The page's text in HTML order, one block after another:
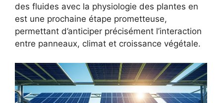
des fluides avec la physiologie des plantes en
est une prochaine étape prometteuse,
permettant d’anticiper précisément l’interaction
entre panneaux, climat et croissance végétale.